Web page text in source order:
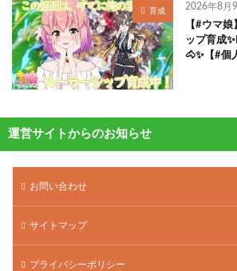
育成 2026年8月
【#ウマ
ップ育成
🐴✨【#個
運営サイトからのお知らせ
お問い合わせ
サイトマップ
プライバシーポリシー